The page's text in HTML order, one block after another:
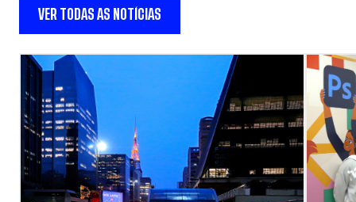
VER TODAS AS NOTÍCIAS